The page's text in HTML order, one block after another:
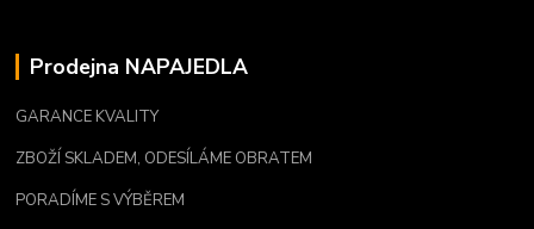
Prodejna NAPAJEDLA
GARANCE KVALITY
ZBOŽÍ SKLADEM, ODESÍLÁME OBRATEM
PORADÍME S VÝBĚREM